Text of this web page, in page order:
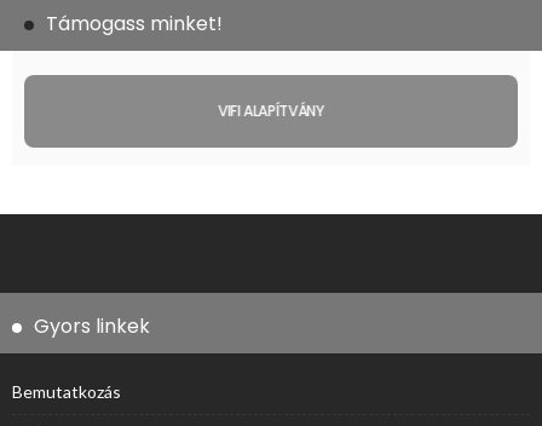
Támogass minket!
VIFI ALAPÍTVÁNY
Gyors linkek
Bemutatkozás